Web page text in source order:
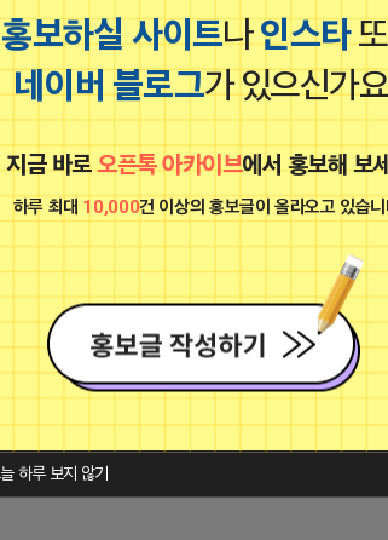
홍보하실 사이트나인스타
네이버 블로그가 있으신가
지금 바로오픈톡 아카이브에서 홍보해 보
하루 최대 10,000건 이상의 홍보글이 올라오고 있습
하루 보지 않기
대구
3종 100% 답방가요.서이
medusa0374
댓글: 0개